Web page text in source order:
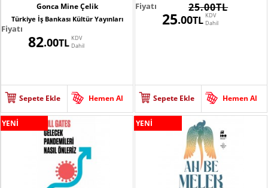
Gonca Mine Çelik
Türkiye İş Bankası Kültür Yayınları
Fiyatı
KDV
Dahil
TL
.00
82
Hemen Al
Sepete Ekle
Fiyatı
25.00TL
KDV
Dahil
TL
.00
25
Hemen Al
Sepete Ekle
YENİ YENİ